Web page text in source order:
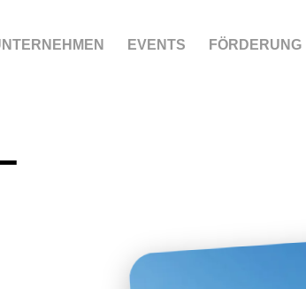
EVENTS FÖRDERUNG